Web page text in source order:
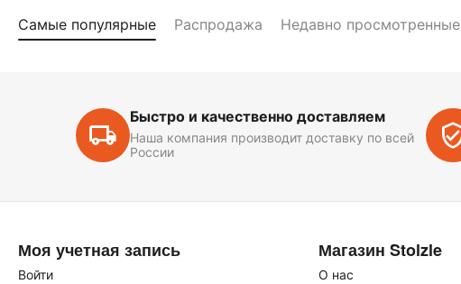
Самые популярные Распродажа Недавно просмотренные
Быстро и качественно доставляем
Наша компания производит доставку по всей
России
Моя учетная запись
Войти
Магазин Stolzle
О нас